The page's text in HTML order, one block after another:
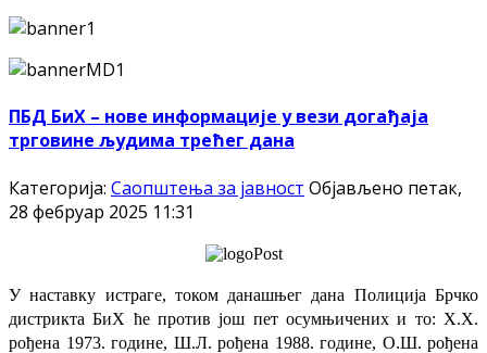
ПБД БиХ – нове информације у вези догађаја
трговине људима трећег дана
Категорија: Саопштења за јавност Објављено петак,
28 фебруар 2025 11:31
У наставку истраге, током данашњег дана Полиција Брчко
дистрикта БиХ ће против још пет осумњичених и то: Х.Х.
рођена 1973. године, Ш.Л. рођена 1988. године, О.Ш. рођена